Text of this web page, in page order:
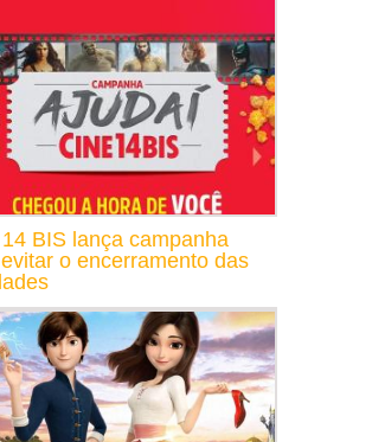
BIS lança campanha
o encerramento das